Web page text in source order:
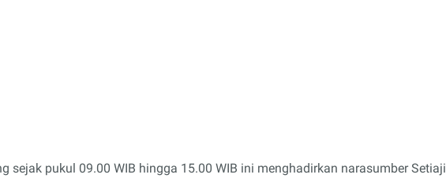
sejak pukul 09.00 WIB hingga 15.00 WIB ini menghadirkan narasumber Setiaji